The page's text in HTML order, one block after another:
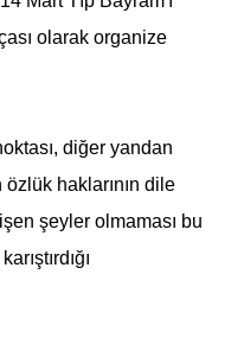
olarak organize
diğer yandan
haklarının dile
şeyler olmaması bu